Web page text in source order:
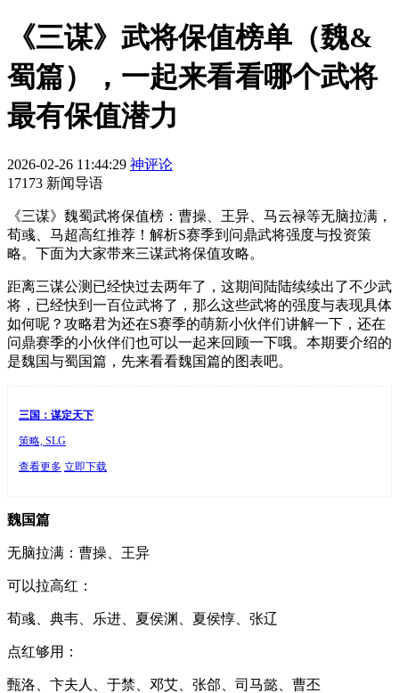
《三谋》武将保值榜单（魏&
蜀篇），一起来看看哪个武将
最有保值潜力
2026-02-26 11:44:29 神评论
17173 新闻导语
《三谋》魏蜀武将保值榜：曹操、王异、马云禄等无脑拉满，
荀彧、马超高红推荐！解析S赛季到问鼎武将强度与投资策
略。下面为大家带来三谋武将保值攻略。
距离三谋公测已经快过去两年了，这期间陆陆续续出了不少武
将，已经快到一百位武将了，那么这些武将的强度与表现具体
如何呢？攻略君为还在S赛季的萌新小伙伴们讲解一下，还在
问鼎赛季的小伙伴们也可以一起来回顾一下哦。本期要介绍的
是魏国与蜀国篇，先来看看魏国篇的图表吧。
三国：谋定天下
策略, SLG
查看更多 立即下载
魏国篇
无脑拉满：曹操、王异
可以拉高红：
荀彧、典韦、乐进、夏侯渊、夏侯惇、张辽
点红够用：
甄洛、卞夫人、于禁、邓艾、张郃、司马懿、曹丕